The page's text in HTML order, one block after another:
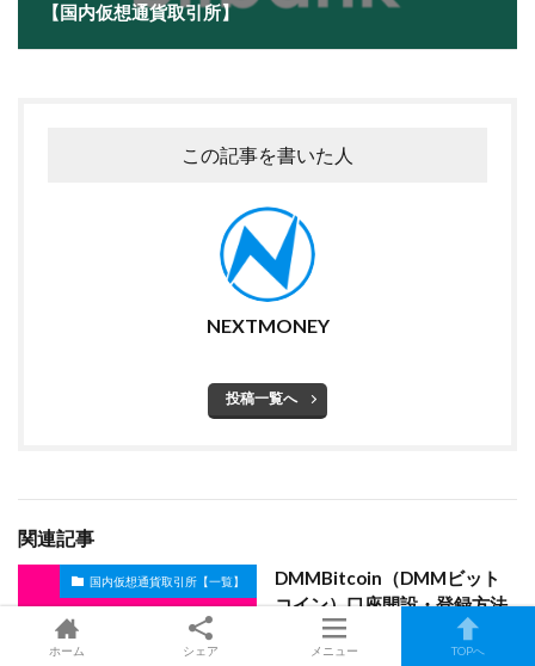
【国内仮想通貨取引所】
この記事を書いた人
NEXTMONEY
投稿一覧へ
関連記事
国内仮想通貨取引所【一覧】
DMMBitcoin（DMMビット
コイン）口座開設・登録方法
を解説【国内仮想通貨取引
ホーム シェア メニュー TOPへ